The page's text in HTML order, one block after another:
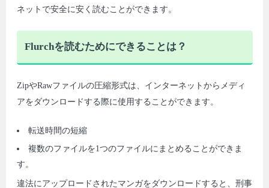
ネットで安全に安く読むことができます。
Flurchを読むためにできることは？
ZipやRawファイルの圧縮形式は、インターネットからメディ
アをダウンロードする際に使用することができます。
転送時間の短縮
複数のファイルを1つのファイルにまとめることができま
す。
違法にアップロードされたマンガをダウンロードすると、刑事